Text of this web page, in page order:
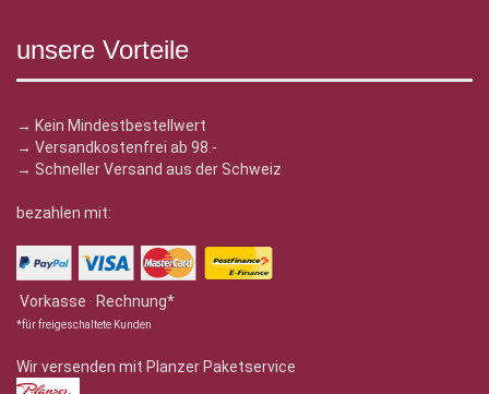
unsere Vorteile
→ Kein Mindestbestellwert
→ Versandkostenfrei ab 98.-
→ Schneller Versand aus der Schweiz
bezahlen mit:
Vorkasse · Rechnung*
*für freigeschaltete Kunden
Wir versenden mit Planzer Paketservice